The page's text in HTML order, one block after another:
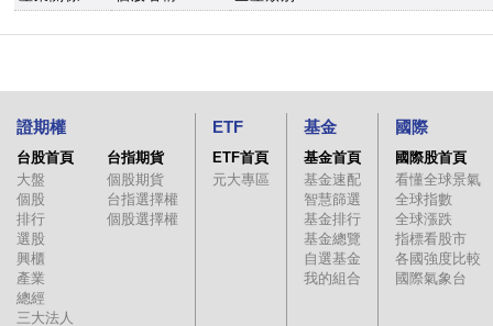
證期權
台股首頁
大盤
個股
排行
選股
興櫃
產業
總經
三大法人
台指期貨
個股期貨
台指選擇權
個股選擇權
ETF
ETF首頁
元大專區
基金
基金首頁
基金速配
智慧篩選
基金排行
基金總覽
自選基金
我的組合
國際
國際股首頁
看懂全球景氣
全球指數
全球漲跌
指標看股市
各國強度比較
國際氣象台